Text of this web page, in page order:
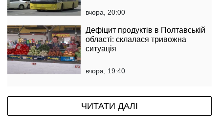
вчора, 20:00
Дефіцит продуктів в Полтавській
області: склалася тривожна
ситуація
вчора, 19:40
ЧИТАТИ ДАЛІ